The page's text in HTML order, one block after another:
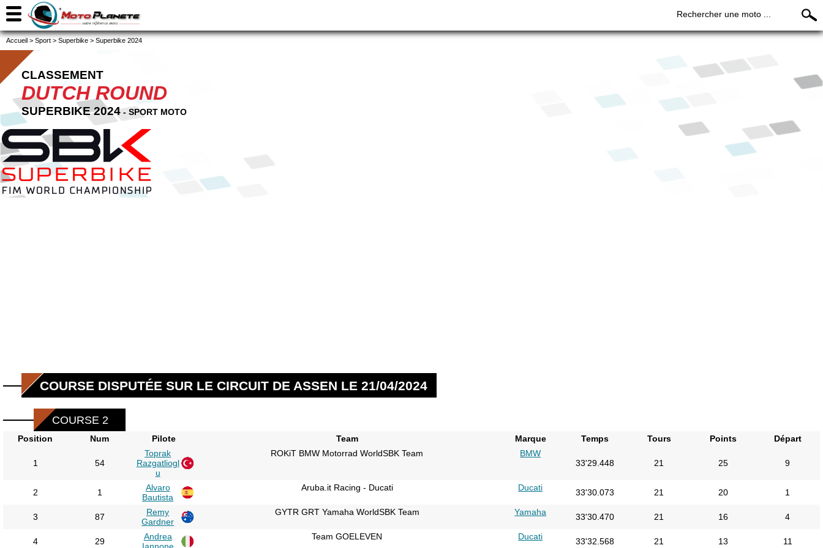
Rechercher une moto ...
Accueil > Sport > Superbike > Superbike 2024
CLASSEMENT
DUTCH ROUND
SUPERBIKE 2024 - SPORT MOTO
COURSE DISPUTÉE SUR LE CIRCUIT DE ASSEN LE 21/04/2024
COURSE 2
Position Num Pilote Team Marque Temps Tours Points Départ
1 54
Toprak
Razgatliogl
u
ROKiT BMW Motorrad WorldSBK Team
BMW
33'29.448
21 25 9
2 1
Alvaro
Bautista
Aruba.it Racing - Ducati Ducati 33'30.073 21 20 1
3 87
Remy
Gardner
GYTR GRT Yamaha WorldSBK Team Yamaha 33'30.470 21 16 4
4 29
Andrea
Team GOELEVEN Ducati 33'32.568 21 13 11